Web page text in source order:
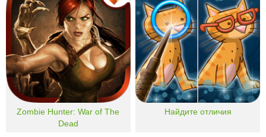
Zombie Hunter: War of The
Dead
Найдите отличия